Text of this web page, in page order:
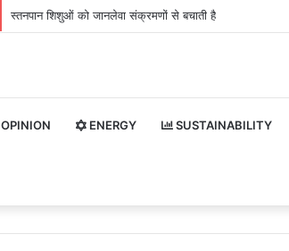
स्तनपान शिशुओं को जानलेवा संक्रमणों से बचाती है
OPINION ENERGY SUSTAINABILITY